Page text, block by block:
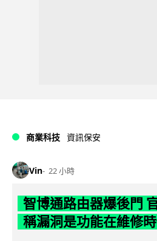
商業科技 資訊保安
Vin 22 小時
智博通路由器爆後門
稱漏洞是功能在維修